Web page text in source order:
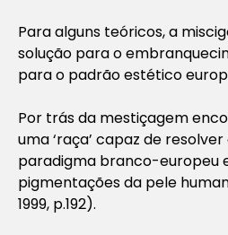
Para alguns teóricos, a
solução para o
para o padrão estético
Por trás da mestiçagem
uma ‘raça’ capaz de
paradigma branco-europeu
pigmentações da pele
1999, p.192).